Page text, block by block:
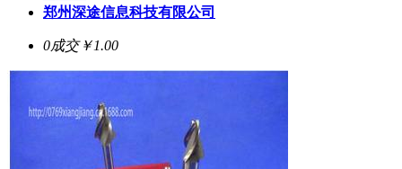
郑州深途信息科技有限公司
0成交￥1.00